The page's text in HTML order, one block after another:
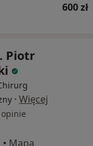
600 zł
Piotr
· Więcej
opinie
• Mapa